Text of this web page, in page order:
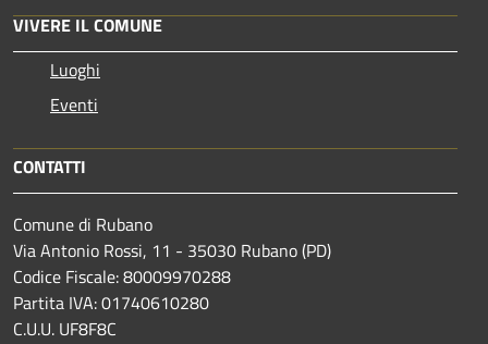
VIVERE IL COMUNE
Luoghi
Eventi
CONTATTI
Comune di Rubano
Via Antonio Rossi, 11 - 35030 Rubano (PD)
Codice Fiscale: 80009970288
Partita IVA: 01740610280
C.U.U. UF8F8C